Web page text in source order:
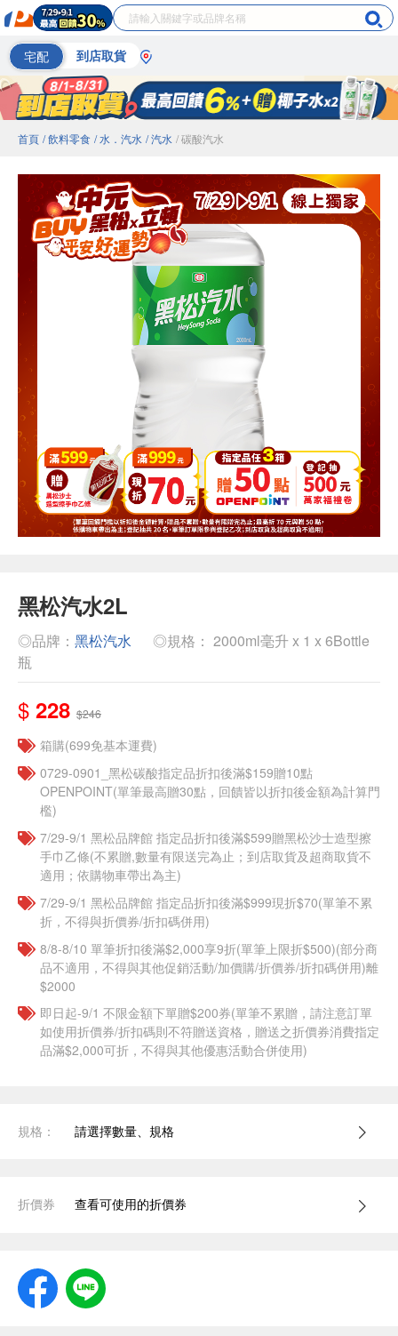
宅配 到店取貨
首頁 / 飲料零食 / 水．汽水 / 汽水 / 碳酸汽水
黑松汽水2L
◎品牌： 黑松汽水
◎規格： 2000ml毫升 x 1 x 6Bottle
瓶
$ 228 $246
箱購(699免基本運費)
0729-0901_黑松碳酸指定品折扣後滿$159贈10點
OPENPOINT(單筆最高贈30點，回饋皆以折扣後金額為計算門
檻)
7/29-9/1 黑松品牌館 指定品折扣後滿$599贈黑松沙士造型擦
手巾乙條(不累贈,數量有限送完為止；到店取貨及超商取貨不
適用；依購物車帶出為主)
7/29-9/1 黑松品牌館 指定品折扣後滿$999現折$70(單筆不累
折，不得與折價券/折扣碼併用)
8/8-8/10 單筆折扣後滿$2,000享9折(單筆上限折$500)(部分商
品不適用，不得與其他促銷活動/加價購/折價券/折扣碼併用)離
$2000
即日起-9/1 不限金額下單贈$200券(單筆不累贈，請注意訂單
如使用折價券/折扣碼則不符贈送資格，贈送之折價券消費指定
品滿$2,000可折，不得與其他優惠活動合併使用)
規格： 請選擇數量、規格
折價券 查看可使用的折價券